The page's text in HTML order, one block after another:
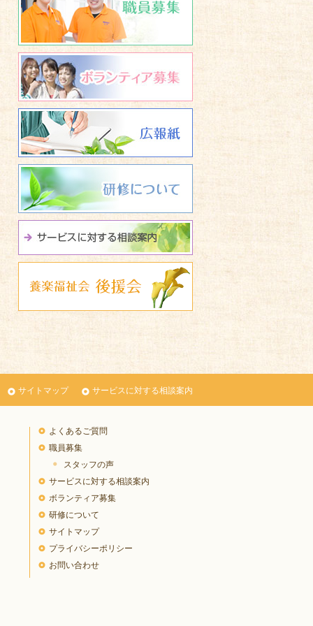
サービスに関する相談
サイトマップ サービスに対する相談案内
よくあるご質問
職員募集
スタッフの声
サービスに対する相談案内
ボランティア募集
研修について
サイトマップ
プライバシーポリシー
お問い合わせ